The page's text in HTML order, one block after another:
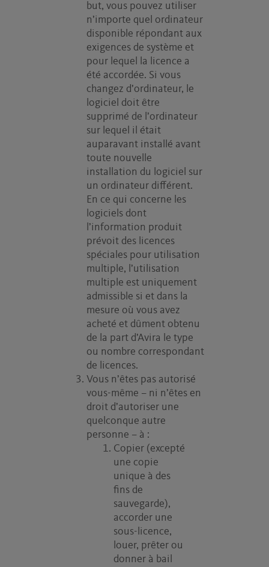
but, vous pouvez utiliser
n’importe quel ordinateur
disponible répondant aux
exigences de système et
pour lequel la licence a
été accordée. Si vous
changez d’ordinateur, le
logiciel doit être
supprimé de l’ordinateur
sur lequel il était
auparavant installé avant
toute nouvelle
installation du logiciel sur
un ordinateur différent.
En ce qui concerne les
logiciels dont
l’information produit
prévoit des licences
spéciales pour utilisation
multiple, l’utilisation
multiple est uniquement
admissible si et dans la
mesure où vous avez
acheté et dûment obtenu
de la part d’Avira le type
ou nombre correspondant
de licences.
Vous n’êtes pas autorisé
vous-même – ni n’êtes en
droit d’autoriser une
quelconque autre
personne – à :
Copier (excepté
une copie
unique à des
fins de
sauvegarde),
accorder une
sous-licence,
louer, prêter ou
donner à bail